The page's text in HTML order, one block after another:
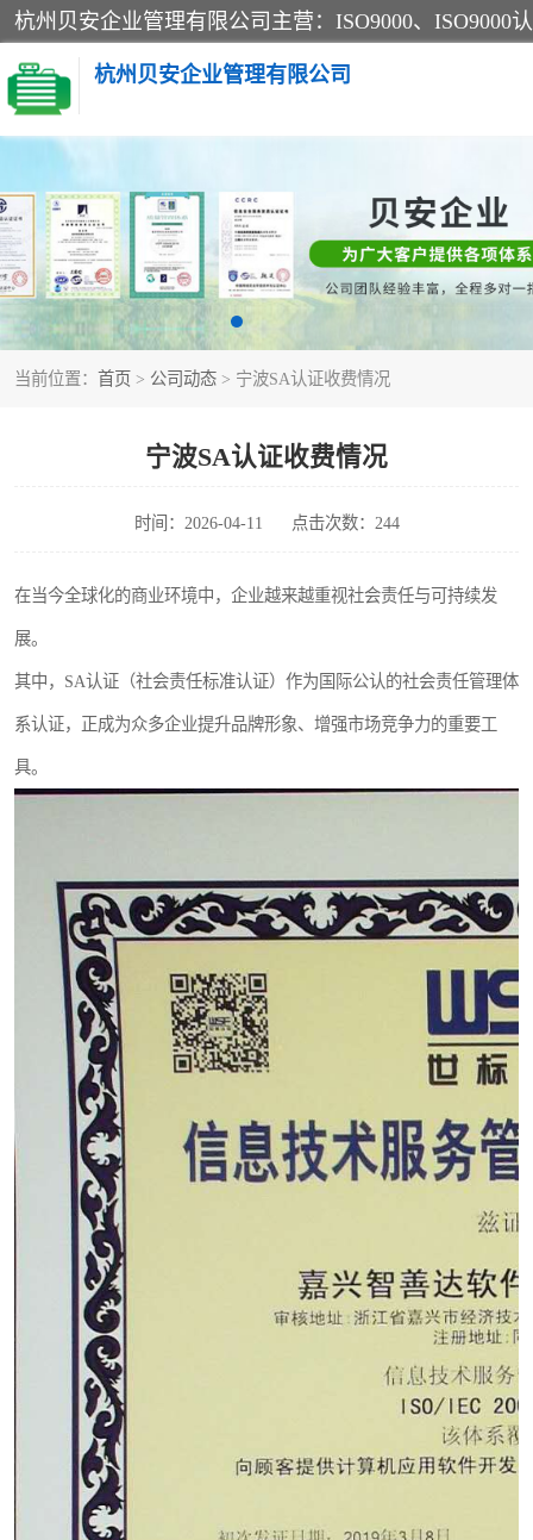
杭州贝安企业管理有限公司
当前位置： 首页 > 公司动态 > 宁波SA认证收费情况
宁波SA认证收费情况
时间：2026-04-11 点击次数：244
在当今全球化的商业环境中，企业越来越重视社会责任与可持续发
展。
其中，SA认证（社会责任标准认证）作为国际公认的社会责任管理体
系认证，正成为众多企业提升品牌形象、增强市场竞争力的重要工
具。
CE认证
SA认证
OHSAS18001认证
45001认证